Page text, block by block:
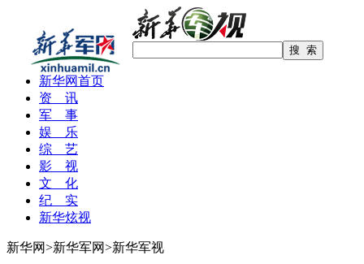
新华网首页
资 讯
军 事
娱 乐
综 艺
影 视
文 化
纪 实
新华炫视
新华网>新华军网>新华军视